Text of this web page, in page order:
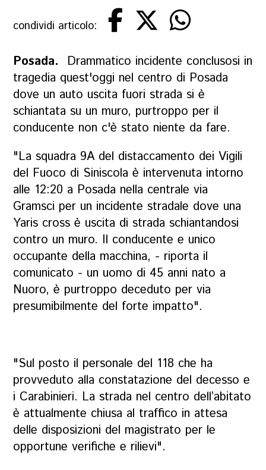
condividi articolo:
Posada.
Drammatico incidente conclusosi in
tragedia quest'oggi nel centro di Posada
dove un auto uscita fuori strada si è
schiantata su un muro, purtroppo per il
conducente non c'è stato niente da fare.
"La squadra 9A del distaccamento dei Vigili
del Fuoco di Siniscola è intervenuta intorno
alle 12:20 a Posada nella centrale via
Gramsci per un incidente stradale dove una
Yaris cross è uscita di strada schiantandosi
contro un muro. Il conducente e unico
occupante della macchina, - riporta il
comunicato - un uomo di 45 anni nato a
Nuoro, è purtroppo deceduto per via
presumibilmente del forte impatto".
"Sul posto il personale del 118 che ha
provveduto alla constatazione del decesso e
i Carabinieri. La strada nel centro dell’abitato
è attualmente chiusa al traffico in attesa
delle disposizioni del magistrato per le
opportune verifiche e rilievi".